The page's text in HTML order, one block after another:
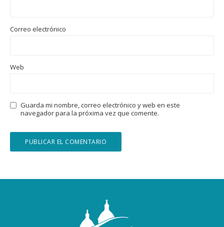
Correo electrónico
Web
Guarda mi nombre, correo electrónico y web en este
navegador para la próxima vez que comente.